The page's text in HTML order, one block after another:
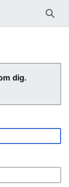
Søg
dig.